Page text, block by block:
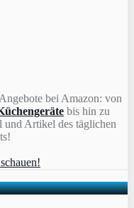
bei Amazon: von
bis hin zu
Artikel des täglichen